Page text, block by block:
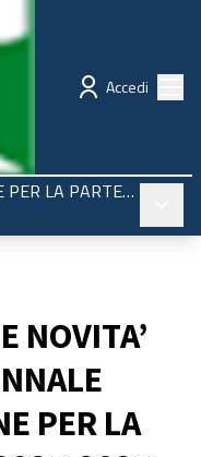
Accedi
PIANO TRIENNALE DI FORMAZIONE PER LA PARTECIPAZIONE 2025-2027
NOVITA’
PER LA